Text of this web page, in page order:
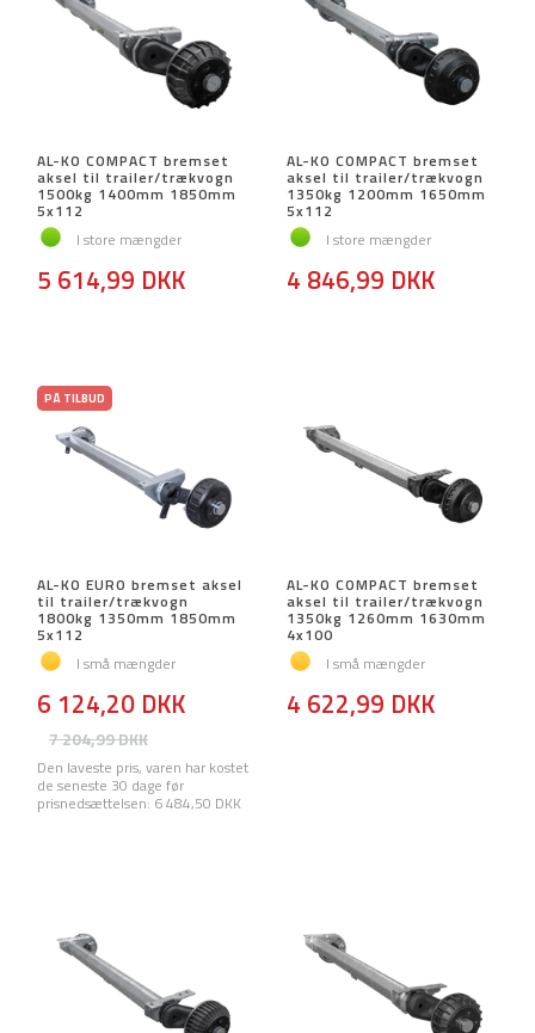
AL-KO COMPACT bremset
aksel til trailer/trækvogn
1500kg 1400mm 1850mm
5x112
I store mængder
5 614,99 DKK
AL-KO COMPACT bremset
aksel til trailer/trækvogn
1350kg 1200mm 1650mm
5x112
I store mængder
4 846,99 DKK
PÅ TILBUD
AL-KO EURO bremset aksel
til trailer/trækvogn
1800kg 1350mm 1850mm
5x112
I små mængder
7 204,99 DKK
6 124,20 DKK
Den laveste pris, varen har kostet
de seneste 30 dage før
prisnedsættelsen: 6 484,50 DKK
AL-KO COMPACT bremset
aksel til trailer/trækvogn
1350kg 1260mm 1630mm
4x100
I små mængder
4 622,99 DKK